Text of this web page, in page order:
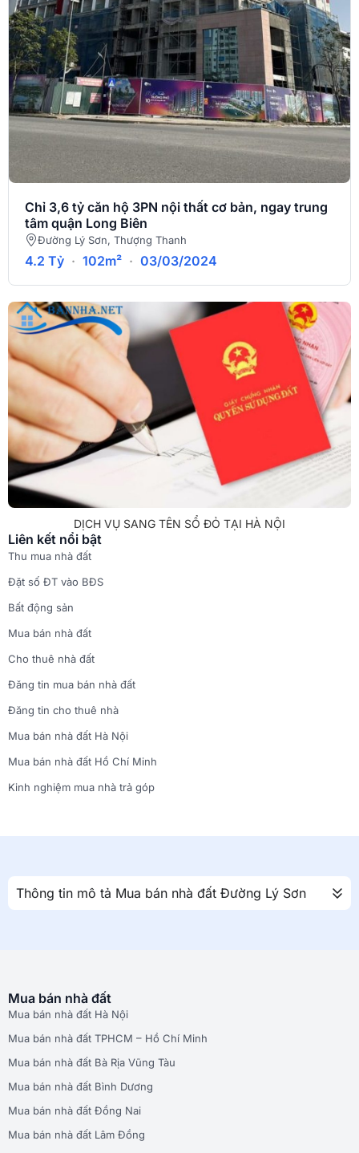
Chỉ 3,6 tỷ căn hộ 3PN nội thất cơ bản, ngay trung
tâm quận Long Biên
Đường Lý Sơn, Thượng Thanh
4.2 Tỷ · 102m² · 03/03/2024
DỊCH VỤ SANG TÊN SỔ ĐỎ TẠI HÀ NỘI
Liên kết nổi bật
Thu mua nhà đất
Đặt số ĐT vào BĐS
Bất động sản
Mua bán nhà đất
Cho thuê nhà đất
Đăng tin mua bán nhà đất
Đăng tin cho thuê nhà
Mua bán nhà đất Hà Nội
Mua bán nhà đất Hồ Chí Minh
Kinh nghiệm mua nhà trả góp
Thông tin mô tả Mua bán nhà đất Đường Lý Sơn
Mua bán nhà đất
Mua bán nhà đất Hà Nội
Mua bán nhà đất TPHCM – Hồ Chí Minh
Mua bán nhà đất Bà Rịa Vũng Tàu
Mua bán nhà đất Bình Dương
Mua bán nhà đất Đồng Nai
Mua bán nhà đất Lâm Đồng